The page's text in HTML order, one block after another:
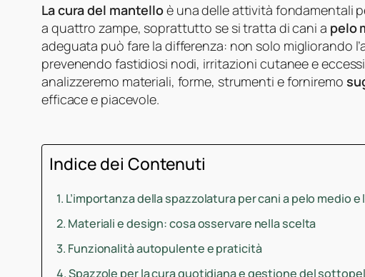
La cura del mantelloè una delle attività fondamentali
a quattro zampe, soprattutto se si tratta di cani a pelo
adeguata può fare la differenza: non solo migliorando
prevenendo fastidiosi nodi, irritazioni cutanee e
analizzeremo materiali, forme, strumenti e forniremo
efficace e piacevole.
Indice dei Contenuti
L’importanza della spazzolatura per cani a pelo medio e
Materiali e design: cosa osservare nella scelta
Funzionalità autopulente e praticità
Spazzole per la cura quotidiana e gestione del